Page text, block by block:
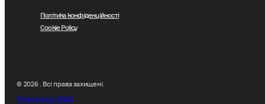
Політика конфіденційності
Cookie Policy
© 2026 . Всі права захищені.
Розроблено W&D